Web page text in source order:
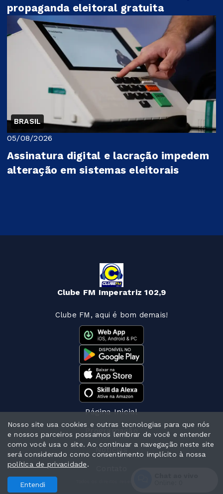
propaganda eleitoral gratuita
BRASIL
05/08/2026
Assinatura digital e lacração impedem
alteração em sistemas eleitorais
Clube FM Imperatriz 102,9
Clube FM, aqui é bom demais!
Página Inicial
Programação
Notícias
Nosso site usa cookies e outras tecnologias para que nós
e nossos parceiros possamos lembrar de você e entender
como você usa o site. Ao continuar a navegação neste site
será considerado como consentimento implícito à nossa
política de privacidade.
Entendi